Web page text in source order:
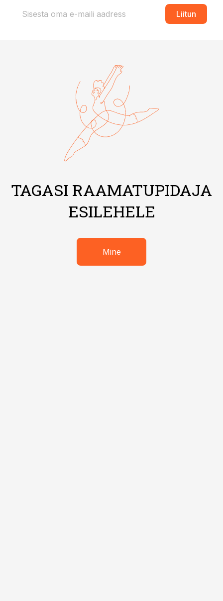
Liitun
TAGASI RAAMATUPIDAJA
ESILEHELE
Mine